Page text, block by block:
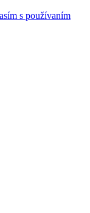
s používaním